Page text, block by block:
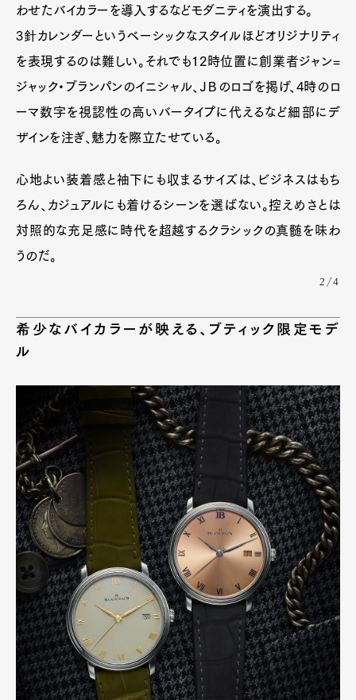
わせたバイカラーを導入するなどモダニティを演出する。
3針カレンダーというベーシックなスタイルほどオリジナリティ
を表現するのは難しい。それでも12時位置に創業者ジャン=
ジャック・ブランパンのイニシャル、ＪＢのロゴを掲げ、4時のロ
ーマ数字を視認性の高いバータイプに代えるなど細部にデ
ザインを注ぎ、魅力を際立たせている。
心地よい装着感と袖下にも収まるサイズは、ビジネスはもち
ろん、カジュアルにも着けるシーンを選ばない。控えめさとは
対照的な充足感に時代を超越するクラシックの真髄を味わ
うのだ。
2/4
希少なバイカラーが映える、ブティック限定モデ
ル